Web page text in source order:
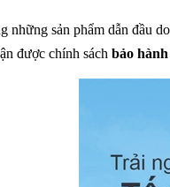
những sản phẩm dẫn đầu
được chính sách bảo